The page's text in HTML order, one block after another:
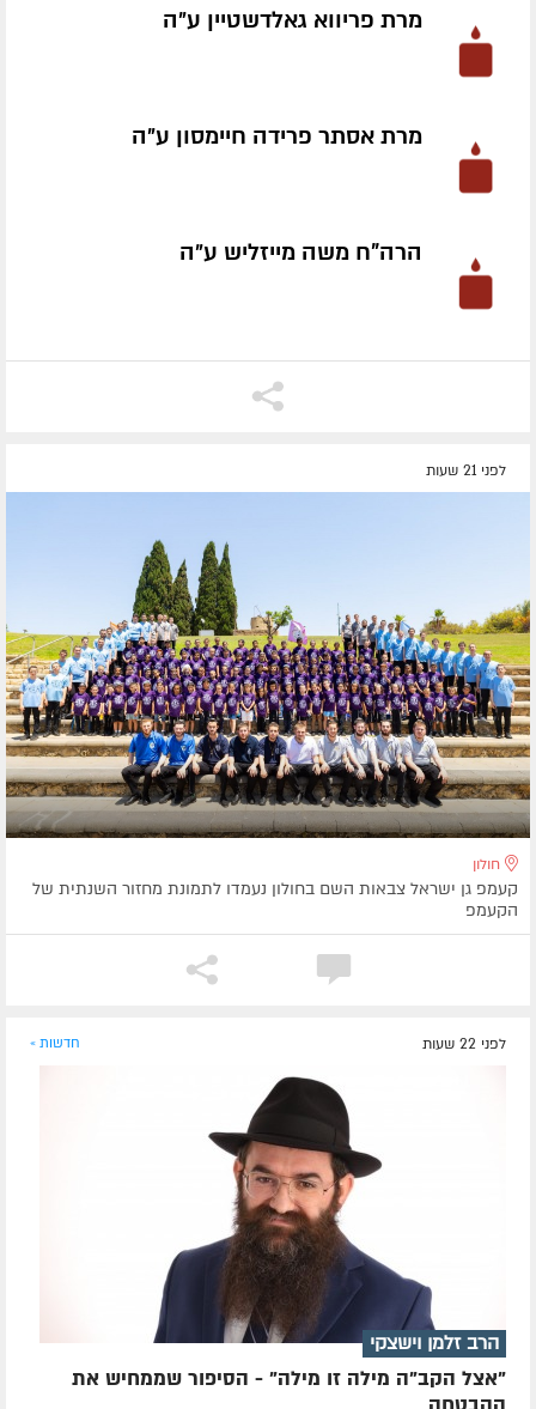
מרת פריווא גאלדשטיין ע״ה
מרת אסתר פרידה חיימסון ע״ה
הרה"ח משה מייזליש ע״ה
לפני 21 שעות
חולון
קעמפ גן ישראל צבאות השם בחולון נעמדו לתמונת מחזור השנתית של
הקעמפ
לפני 22 שעות חדשות »
הרב זלמן וישצקי
"אצל הקב"ה מילה זו מילה" - הסיפור שממחיש את